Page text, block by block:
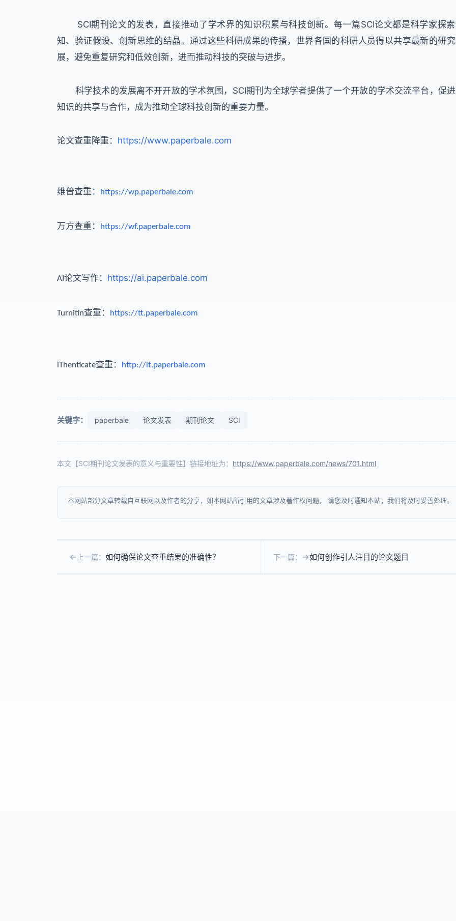
SCI期刊论文的发表，直接推动了学术界的知识积累与科技创新。每一篇SCI论文都是科学家探
知、验证假设、创新思维的结晶。通过这些科研成果的传播，世界各国的科研人员得以共享最新的研
展，避免重复研究和低效创新，进而推动科技的突破与进步。
科学技术的发展离不开开放的学术氛围，SCI期刊为全球学者提供了一个开放的学术交流平台，促进
知识的共享与合作，成为推动全球科技创新的重要力量。
论文查重降重： https://www.paperbale.com
维普查重 ： https://wp.paperbale.com
万方查重： https://wf.paperbale.com
AI论文写作： https://ai.paperbale.com
Turnitin查重： https://tt.paperbale.com
iThenticate查重： http://it.paperbale.com
关键字： paperbale 论文发表 期刊论文 SCI
本文【SCI期刊论文发表的意义与重要性】链接地址为： https://www.paperbale.com/news/701.html
本网站部分文章转载自互联网以及作者的分享，如本网站所引用的文章涉及著作权问题， 请您及时通知本站，我们将及时妥善处理。
上一篇： 如何确保论文查重结果的准确性？ 下一篇： 如何创作引人注目的论文题目